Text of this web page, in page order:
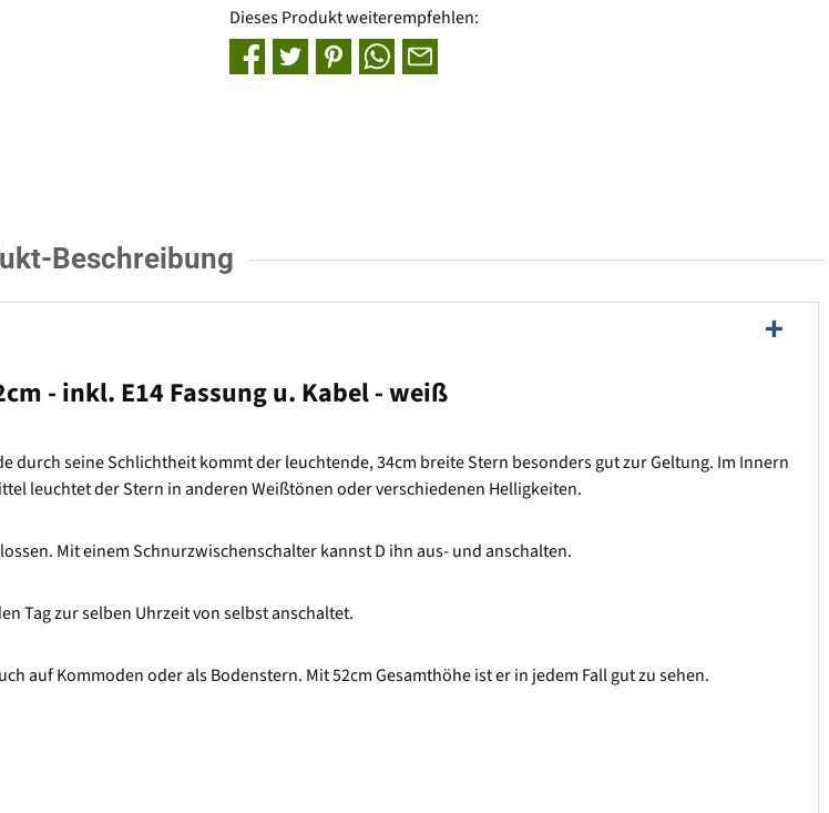
Dieses Produkt weiterempfehlen:
Beschreibung
- inkl. E14 Fassung u. Kabel - weiß
durch seine Schlichtheit kommt der leuchtende, 34cm breite Stern besonders gut zur Geltung. Im Innern
leuchtet der Stern in anderen Weißtönen oder verschiedenen Helligkeiten.
Mit einem Schnurzwischenschalter kannst D ihn aus- und anschalten.
Tag zur selben Uhrzeit von selbst anschaltet.
auf Kommoden oder als Bodenstern. Mit 52cm Gesamthöhe ist er in jedem Fall gut zu sehen.